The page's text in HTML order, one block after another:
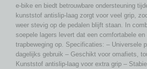
e-bike en biedt betrouwbare ondersteuning
kunststof antislip-laag zorgt voor veel grip,
weer stevig op de pedalen blijft staan. In
soepele lagers levert dat een comfortabele
trapbeweging op. Specificaties: – Universele
dagelijks gebruik – Geschikt voor omafiets,
Kunststof antislip-laag voor extra grip –